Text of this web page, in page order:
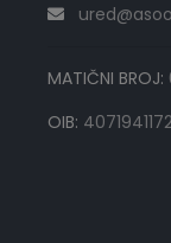
MATIČNI BROJ:
OIB: